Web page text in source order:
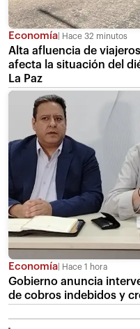
Economía Hace 32 minutos
Alta afluencia de
afecta la situación del
La Paz
Economía Hace 1 hora
Gobierno anuncia
de cobros indebidos y